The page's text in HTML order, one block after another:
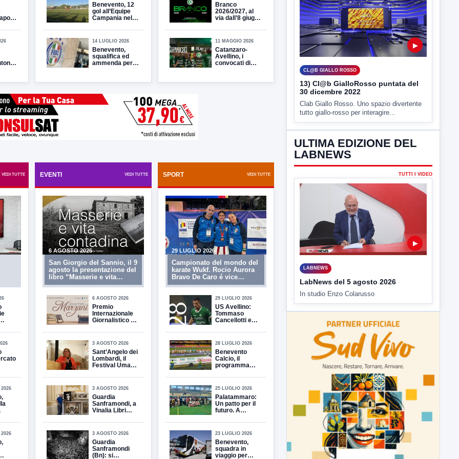
Benevento, 12
gol all’Equipe
Campania nel
estivo
14 LUGLIO 2026
Benevento,
squalifica ed
ammenda per
Branco
2026/2027, al
via dall’8 giugno
abbonamenti
11 MAGGIO 2026
Catanzaro-
Avellino, i
convocati di
VEDI TUTTE
alle
EVENTI VEDI TUTTE
6 AGOSTO 2026
San Giorgio del Sannio, il 9
agosto la presentazione del
libro “Masserie e vita
contadina”
6 AGOSTO 2026
Premio
Internazionale
Giornalistico e
“Marzani”,
martedì 11
agosto la
conferenza
stampa di
presentazione
edizione
3 AGOSTO 2026
Sant’Angelo dei
Lombardi, il
Festival Umani
laboratorio sul
sociale Repole:
“Già al lavoro
sui giardini
terapeutici”
3 AGOSTO 2026
Guardia
Sanframondi, a
Vinalia Libri
presenta “I
giorni Della
clessidra O la
libertà del
cuore”
3 AGOSTO 2026
Guardia
Sanframondi
(Bn): si
SPORT VEDI TUTTE
29 LUGLIO 2026
Campionato del mondo del
karate Wukf. Rocio Aurora
Bravo De Caro é vice
campionessa del Mondo
29 LUGLIO 2026
US Avellino:
Tommaso
Cancellotti e
insieme fino al
2028
28 LUGLIO 2026
Benevento
Calcio, il
programma
partite
25 LUGLIO 2026
Palatammaro:
Un patto per il
futuro. A
siinaugura il
nuovo polo dello
sport e
dell’unità
23 LUGLIO 2026
Benevento,
squadra in
viaggio per
▶
CL@B GIALLO ROSSO
13) Cl@b GialloRosso puntata del
30 dicembre 2022
Clab Giallo Rosso. Uno spazio divertente
tutto giallo-rosso per interagire...
ULTIMA EDIZIONE DEL
LABNEWS
TUTTI I VIDEO
▶
LABNEWS
LabNews del 5 agosto 2026
In studio Enzo Colarusso